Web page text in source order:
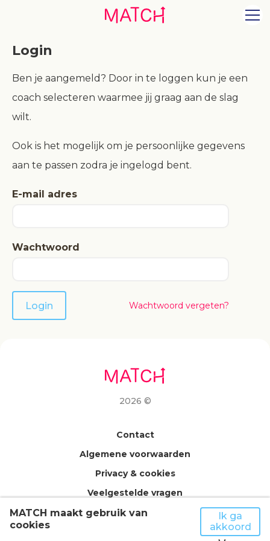
Login
Ben je aangemeld? Door in te loggen kun je een
coach selecteren waarmee jij graag aan de slag
wilt.
Ook is het mogelijk om je persoonlijke gegevens
aan te passen zodra je ingelogd bent.
E-mail adres
Wachtwoord
Login Wachtwoord vergeten?
2026 ©
Contact
Algemene voorwaarden
Privacy & cookies
Veelgestelde vragen
Nieuwsbrief
MATCH maakt gebruik van
cookies
Ik ga
akkoord